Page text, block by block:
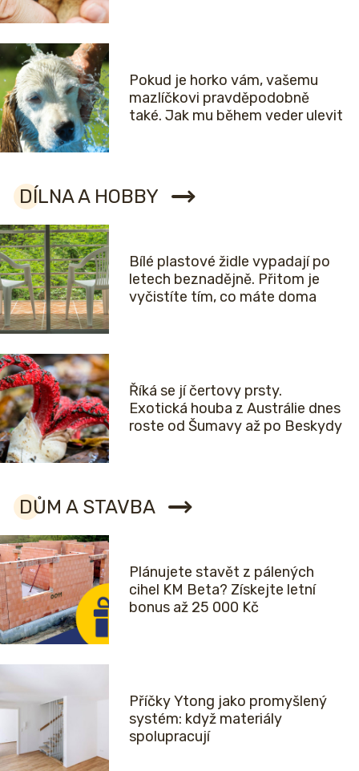
Pokud je horko vám, vašemu
mazlíčkovi pravděpodobně
také. Jak mu během veder ulevit
DÍLNA A HOBBY
Bílé plastové židle vypadají po
letech beznadějně. Přitom je
vyčistíte tím, co máte doma
Říká se jí čertovy prsty.
Exotická houba z Austrálie dnes
roste od Šumavy až po Beskydy
DŮM A STAVBA
Plánujete stavět z pálených
cihel KM Beta? Získejte letní
bonus až 25 000 Kč
Příčky Ytong jako promyšlený
systém: když materiály
spolupracují